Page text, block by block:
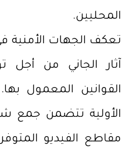
المحليين.
تعكف الجهات الأمنية
آثار الجاني من أجل
القوانين المعمول
الأولية تتضمن
مقاطع الفيديو